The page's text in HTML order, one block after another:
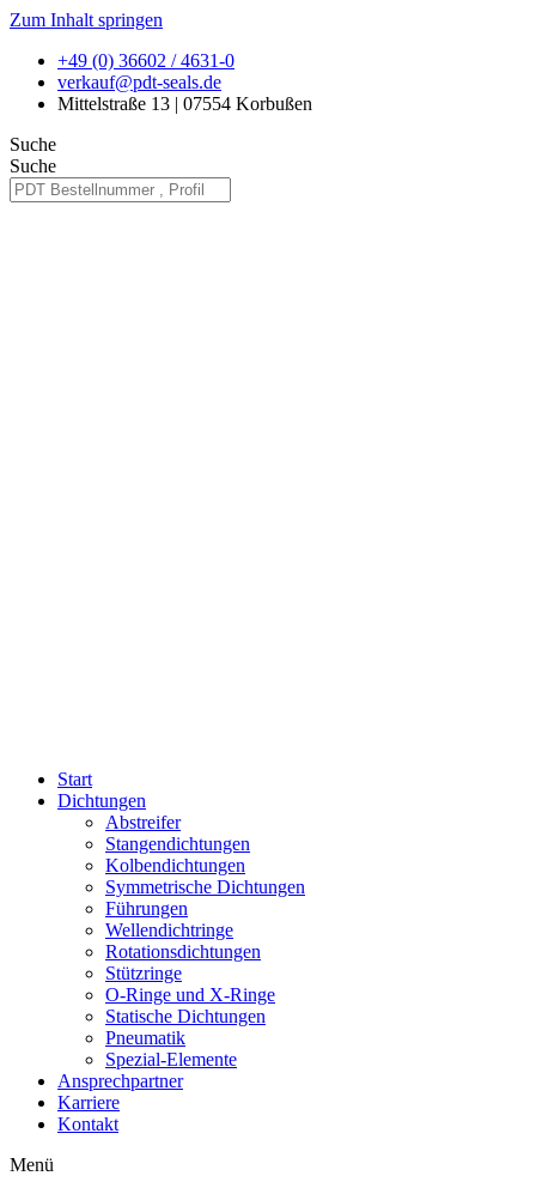
Zum Inhalt springen
+49 (0) 36602 / 4631-0
verkauf@pdt-seals.de
Mittelstraße 13 | 07554 Korbußen
Suche
Suche
Start
Dichtungen
Abstreifer
Stangendichtungen
Kolbendichtungen
Symmetrische Dichtungen
Führungen
Wellendichtringe
Rotationsdichtungen
Stützringe
O-Ringe und X-Ringe
Statische Dichtungen
Pneumatik
Spezial-Elemente
Ansprechpartner
Karriere
Kontakt
Menü